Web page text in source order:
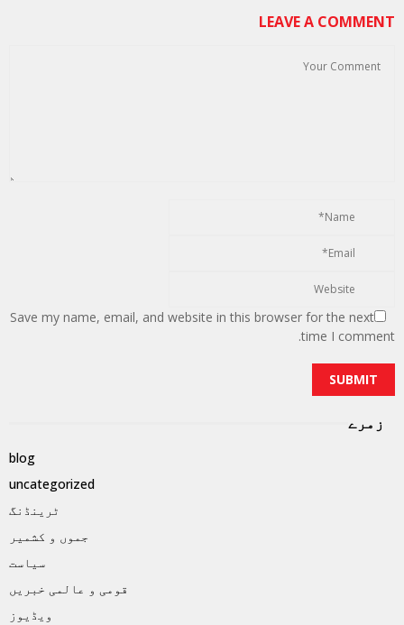
LEAVE A COMMENT
Save my name, email, and website in this browser for the next
time I comment.
زمرے
blog
uncategorized
ٹرینڈنگ
جموں و کشمیر
سیاست
قومی و عالمی خبریں
ویڈیوز